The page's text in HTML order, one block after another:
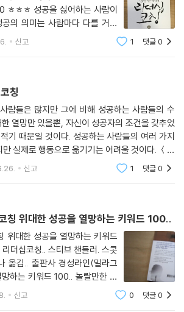
수 있도록 도와주고 있다.
느 때보다도 갑자기 사라질 위험에 처해 있다. 그
동하도록 이끄는 데 능통한 리더는 이 상황을 두
진진하다고 생각한다.
로 펴낸 이 책은 이런 비즈니스 현실에서의 비약
고 있다.
로벌 시장과 새로운 기회들을 맞으며 느끼는 흥
똑같이 느낄 수 있게 용기를 북돋아주는 여러분
앤서니 로빈스와 탁월한 동기부여가이자 심리
장 뛰어난 점을 합쳐도 스티브 챈들러에 미치지
하는 사람이
신고 1 댓글0
칭
람들은 많지만 그에 비해 성공하는 사람들의 수
열망만 있을뿐, 자신이 성공자의 조건을 갖추었
기 때문일 것이다. 성공하는 사람들의 여러 가지
실제로 행동으로 옮기기는 어려울 것이다. ＜성
은 그런 사람들을 위한 가이드북으로 5장에 걸쳐
신고 1 댓글0
칭 위대한 성공을 열망하는 키워드 100..
위대한 성공을 열망하는 키워드
십코칭.. 스티브 챈들러. 스콧
사 경성라인(밀라그
하는 키워드 100.. 놀랄만한 성
는 " 게임오브워크 " 그 누구
신고 0 댓글0